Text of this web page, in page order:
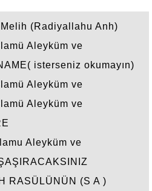
Melih (Radiyallahu Anh)
Aleyküm ve
isterseniz okumayın)
Aleyküm ve
Aleyküm ve
Aleyküm ve
RASÜLÜNÜN (S A )